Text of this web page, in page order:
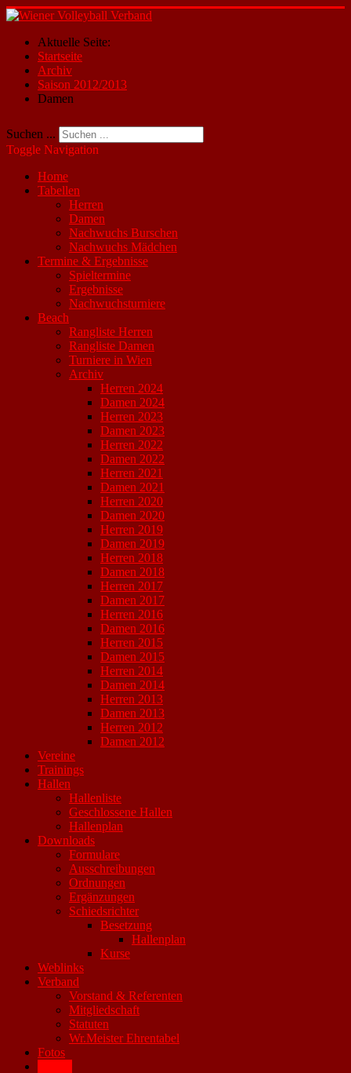
Aktuelle Seite:
Startseite
Archiv
Saison 2012/2013
Damen
Suchen ...
Toggle Navigation
Home
Tabellen
Herren
Damen
Nachwuchs Burschen
Nachwuchs Mädchen
Termine & Ergebnisse
Spieltermine
Ergebnisse
Nachwuchsturniere
Beach
Rangliste Herren
Rangliste Damen
Turniere in Wien
Archiv
Herren 2024
Damen 2024
Herren 2023
Damen 2023
Herren 2022
Damen 2022
Herren 2021
Damen 2021
Herren 2020
Damen 2020
Herren 2019
Damen 2019
Herren 2018
Damen 2018
Herren 2017
Damen 2017
Herren 2016
Damen 2016
Herren 2015
Damen 2015
Herren 2014
Damen 2014
Herren 2013
Damen 2013
Herren 2012
Damen 2012
Vereine
Trainings
Hallen
Hallenliste
Geschlossene Hallen
Hallenplan
Downloads
Formulare
Ausschreibungen
Ordnungen
Ergänzungen
Schiedsrichter
Besetzung
Hallenplan
Kurse
Weblinks
Verband
Vorstand & Referenten
Mitgliedschaft
Statuten
Wr.Meister Ehrentabel
Fotos